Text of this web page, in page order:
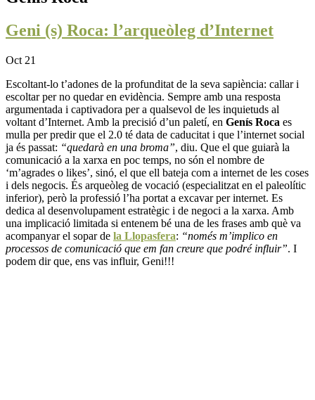
Geni (s) Roca: l’arqueòleg d’Internet
Oct 21
Escoltant-lo t’adones de la profunditat de la seva sapiència: callar i
escoltar per no quedar en evidència. Sempre amb una resposta
argumentada i captivadora per a qualsevol de les inquietuds al
voltant d’Internet. Amb la precisió d’un paletí, en Genís Roca es
mulla per predir que el 2.0 té data de caducitat i que l’internet social
ja és passat: “quedarà en una broma”, diu. Que el que guiarà la
comunicació a la xarxa en poc temps, no són el nombre de
‘m’agrades o likes’, sinó, el que ell bateja com a internet de les coses
i dels negocis. És arqueòleg de vocació (especialitzat en el paleolític
inferior), però la professió l’ha portat a excavar per internet. Es
dedica al desenvolupament estratègic i de negoci a la xarxa. Amb
una implicació limitada si entenem bé una de les frases amb què va
acompanyar el sopar de la Llopasfera: “només m’implico en
processos de comunicació que em fan creure que podré influir”. I
podem dir que, ens vas influir, Geni!!!